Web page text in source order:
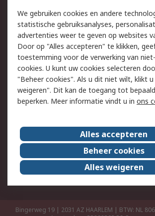
Track & Trace
Wettelijk
Cookiebeleid
Email
Privacybeleid
Algemene
verkoopvoorwaarden
Over RS
RS Group
Over ons
RS wereldwijd
Werken
ESG
Bingerweg 19 | 2031 AZ HAARLEM | BTW: NL
We gebruiken cookies en andere
statistische gebruiksanalyses,
advertenties weer te geven op websites
Door op "Alles accepteren" te klikken,
toestemming voor de verwerking van
cookies. U kunt uw cookies selecteren
"Beheer cookies". Als u dit niet wilt, klikt u
weigeren". Dit kan de toegang tot
beperken. Meer informatie vindt u in ons
Alles accepteren
Beheer cookies
Alles weigeren